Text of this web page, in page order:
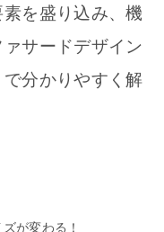
を盛り込み、機
サードデザイン
分かりやすく解
が変わる！